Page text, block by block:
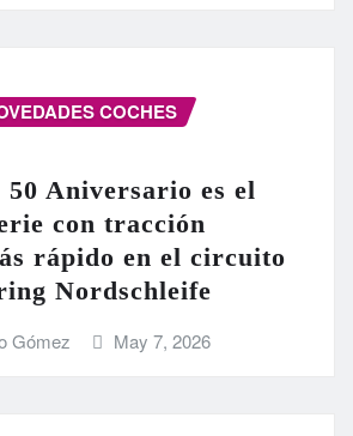
COCHES
Aniversario es el
con tracción
rápido en el circuito
Nordschleife
Gómez May 7, 2026